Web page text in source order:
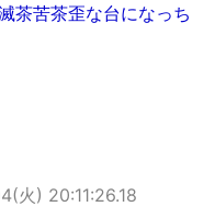
茶苦茶歪な台になっち
火) 20:11:26.18